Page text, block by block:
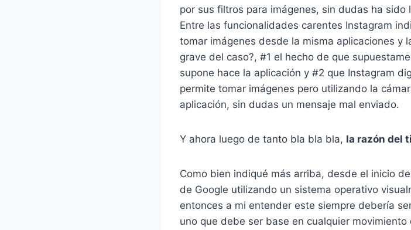
por sus filtros para imágenes, sin dudas ha
Entre las funcionalidades carentes Instagram
tomar imágenes desde la misma aplicaciones y
grave del caso?, #1 el hecho de que
supone hace la aplicación y #2 que Instagram
permite tomar imágenes pero utilizando la
aplicación, sin dudas un mensaje mal enviado.
Y ahora luego de tanto bla bla bla, la razón del
Como bien indiqué más arriba, desde el inicio
de Google utilizando un sistema operativo
entonces a mi entender este siempre debería
uno que debe ser base en cualquier